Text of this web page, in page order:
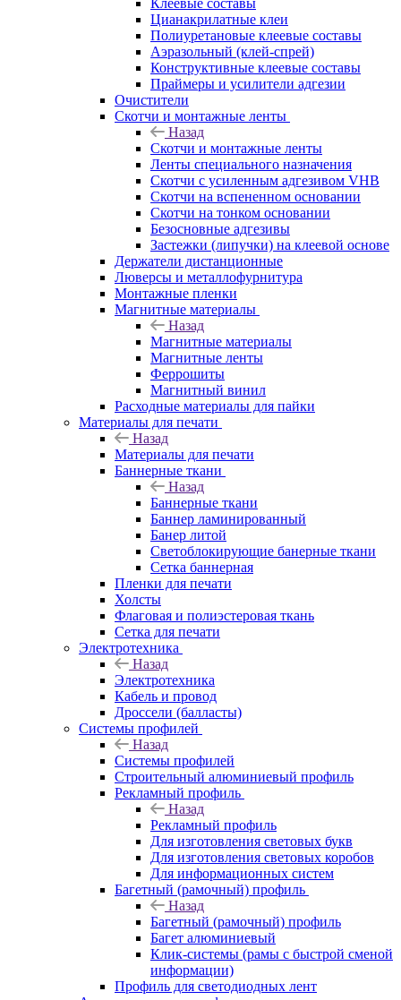
Клеевые составы
Цианакрилатные клеи
Полиуретановые клеевые составы
Аэразольный (клей-спрей)
Конструктивные клеевые составы
Праймеры и усилители адгезии
Очистители
Скотчи и монтажные ленты
Назад
Скотчи и монтажные ленты
Ленты специального назначения
Скотчи с усиленным адгезивом VHB
Скотчи на вспененном основании
Скотчи на тонком основании
Безосновные адгезивы
Застежки (липучки) на клеевой основе
Держатели дистанционные
Люверсы и металлофурнитура
Монтажные пленки
Магнитные материалы
Назад
Магнитные материалы
Магнитные ленты
Феррошиты
Магнитный винил
Расходные материалы для пайки
Материалы для печати
Назад
Материалы для печати
Баннерные ткани
Назад
Баннерные ткани
Баннер ламинированный
Банер литой
Светоблокирующие банерные ткани
Сетка баннерная
Пленки для печати
Холсты
Флаговая и полиэстеровая ткань
Сетка для печати
Электротехника
Назад
Электротехника
Кабель и провод
Дроссели (балласты)
Системы профилей
Назад
Системы профилей
Строительный алюминиевый профиль
Рекламный профиль
Назад
Рекламный профиль
Для изготовления световых букв
Для изготовления световых коробов
Для информационных систем
Багетный (рамочный) профиль
Назад
Багетный (рамочный) профиль
Багет алюминиевый
Клик-системы (рамы с быстрой сменой
информации)
Профиль для светодиодных лент